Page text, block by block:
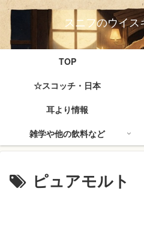
スニフのウイ
TOP
☆スコッチ・日本
耳より情報
雑学や他の飲料など
ピュアモルト